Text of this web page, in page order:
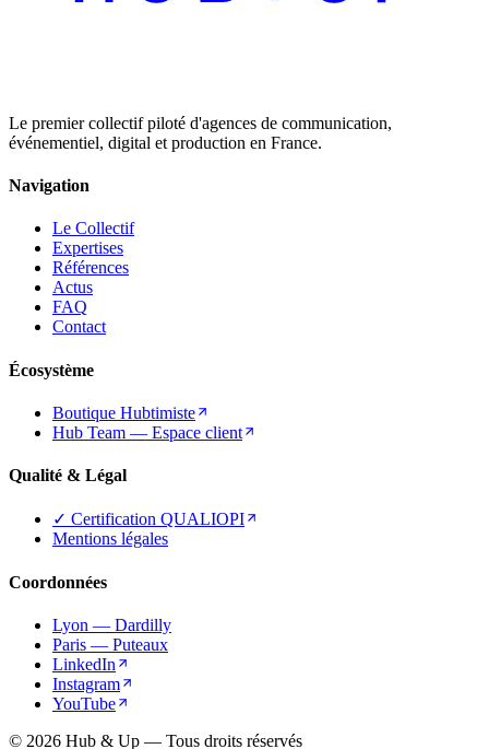
Le premier collectif piloté d'agences de communication,
événementiel, digital et production en France.
Navigation
Le Collectif
Expertises
Références
Actus
FAQ
Contact
Écosystème
Boutique Hubtimiste
Hub Team — Espace client
Qualité & Légal
✓ Certification QUALIOPI
Mentions légales
Coordonnées
Lyon — Dardilly
Paris — Puteaux
LinkedIn
Instagram
YouTube
© 2026 Hub & Up — Tous droits réservés